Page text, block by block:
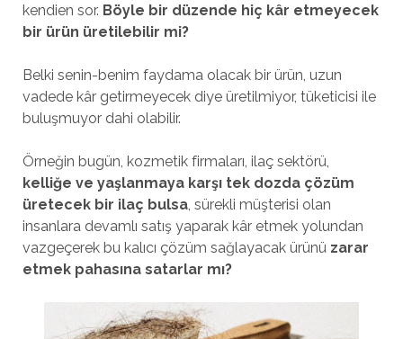
kendien sor. Böyle bir düzende hiç kâr etmeyecek
bir ürün üretilebilir mi?
Belki senin-benim faydama olacak bir ürün, uzun
vadede kâr getirmeyecek diye üretilmiyor, tüketicisi ile
buluşmuyor dahi olabilir.
Örneğin bugün, kozmetik firmaları, ilaç sektörü,
kelliğe ve yaşlanmaya karşı tek dozda çözüm
üretecek bir ilaç bulsa, sürekli müşterisi olan
insanlara devamlı satış yaparak kâr etmek yolundan
vazgeçerek bu kalıcı çözüm sağlayacak ürünü zarar
etmek pahasına satarlar mı?